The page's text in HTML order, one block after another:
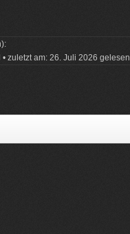
zuletzt am: 26. Juli 2026 gelesen.